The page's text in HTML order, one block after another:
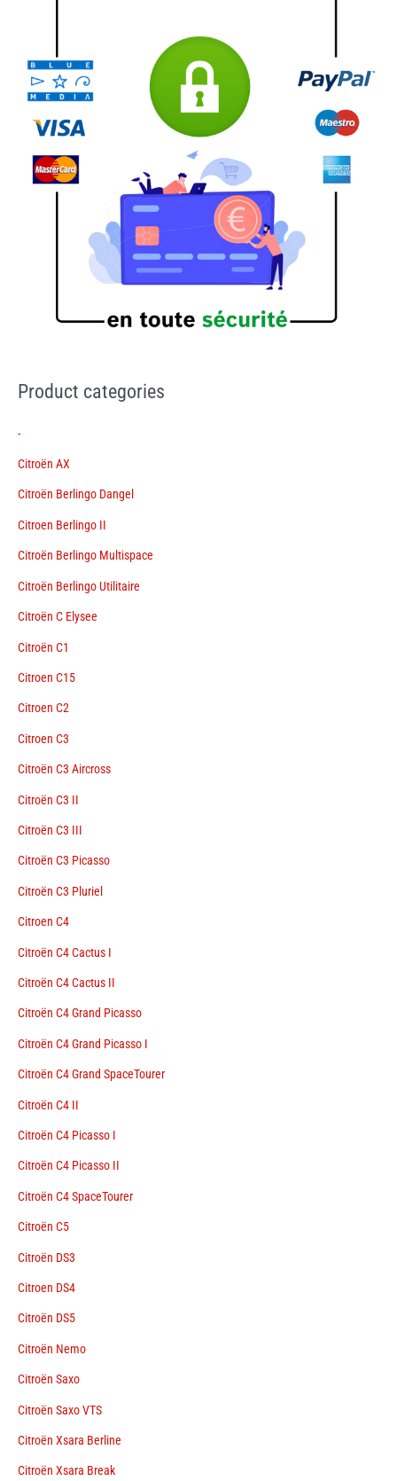
Product categories
-
Citroën AX
Citroën Berlingo Dangel
Citroen Berlingo II
Citroën Berlingo Multispace
Citroën Berlingo Utilitaire
Citroën C Elysee
Citroën C1
Citroen C15
Citroen C2
Citroen C3
Citroën C3 Aircross
Citroën C3 II
Citroën C3 III
Citroën C3 Picasso
Citroën C3 Pluriel
Citroen C4
Citroën C4 Cactus I
Citroën C4 Cactus II
Citroën C4 Grand Picasso
Citroën C4 Grand Picasso I
Citroën C4 Grand SpaceTourer
Citroën C4 II
Citroën C4 Picasso I
Citroën C4 Picasso II
Citroën C4 SpaceTourer
Citroën C5
Citroën DS3
Citroen DS4
Citroën DS5
Citroën Nemo
Citroën Saxo
Citroën Saxo VTS
Citroën Xsara Berline
Citroën Xsara Break